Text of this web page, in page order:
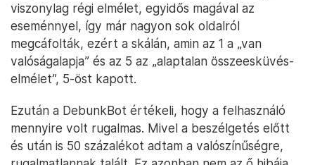
viszonylag régi elmélet, egyidős magával az
eseménnyel, így már nagyon sok oldalról
megcáfolták, ezért a skálán, amin az 1 a „van
valóságalapja” és az 5 az „alaptalan összeesküvés-
elmélet”, 5-öst kapott.
Ezután a DebunkBot értékeli, hogy a felhasználó
mennyire volt rugalmas. Mivel a beszélgetés előtt
és után is 50 százalékot adtam a valószínűségre,